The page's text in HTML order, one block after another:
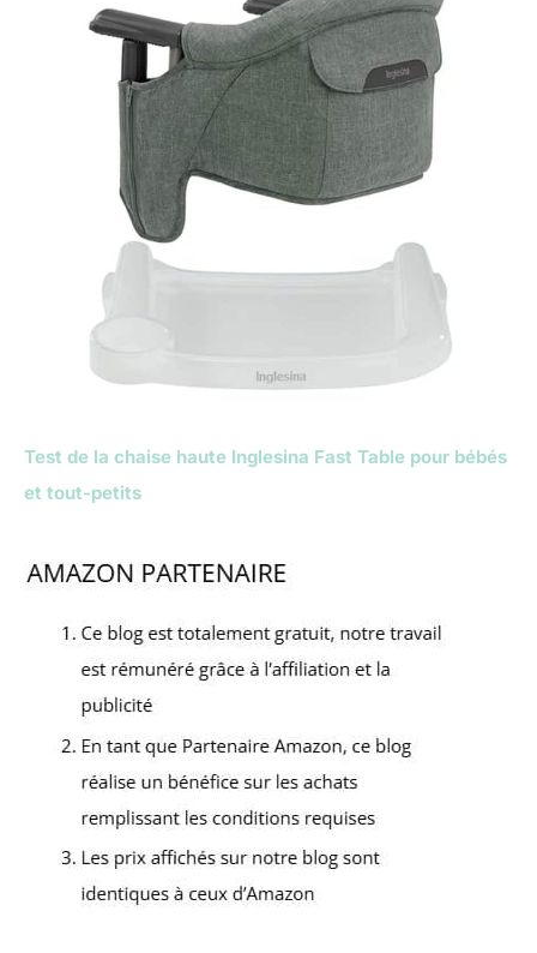
Test de la chaise haute Inglesina Fast Table pour bébés
et tout-petits